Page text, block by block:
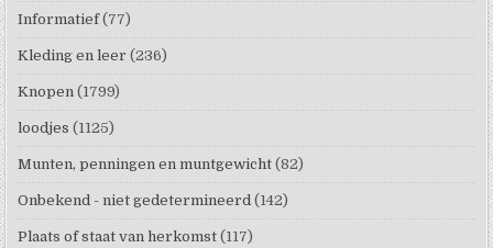
Informatief (77)
Kleding en leer (236)
Knopen (1799)
loodjes (1125)
Munten, penningen en muntgewicht (82)
Onbekend - niet gedetermineerd (142)
Plaats of staat van herkomst (117)